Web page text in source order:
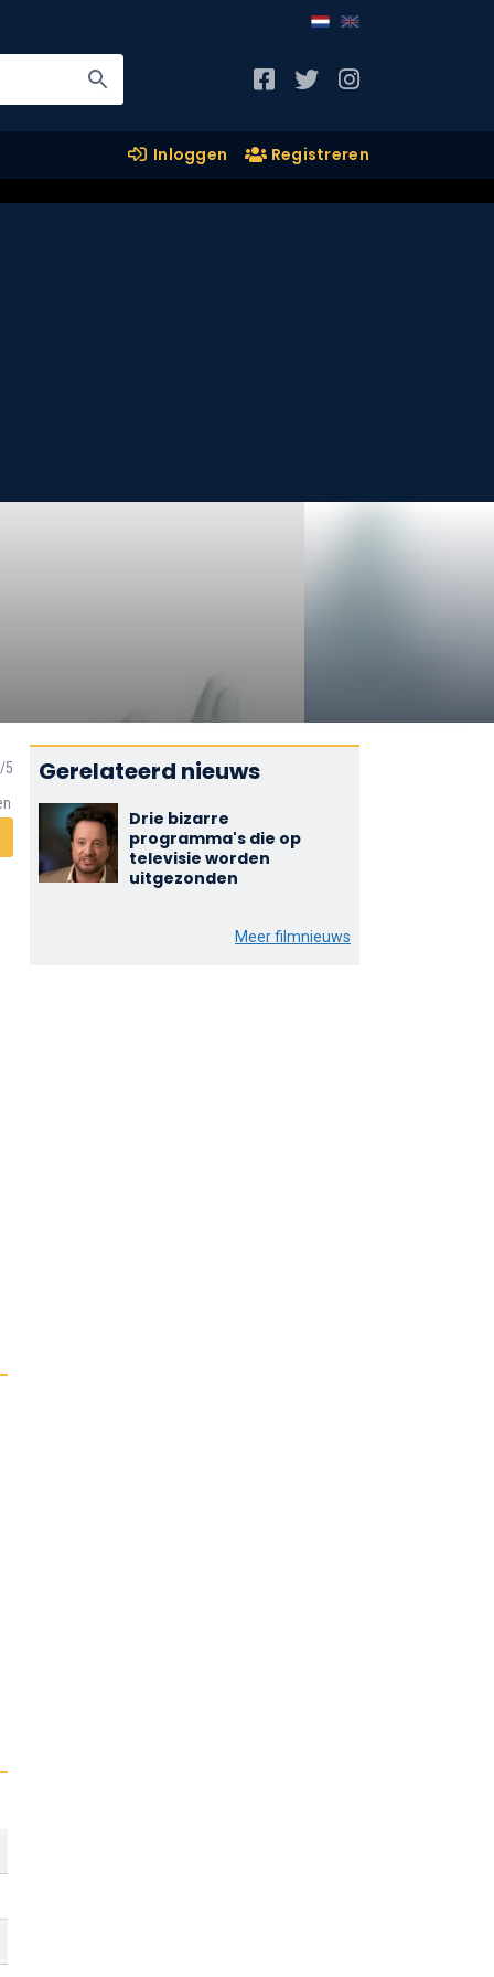
Inloggen Registreren
Gerelateerd nieuws
Drie bizarre
programma's die op
televisie worden
uitgezonden
Meer filmnieuws